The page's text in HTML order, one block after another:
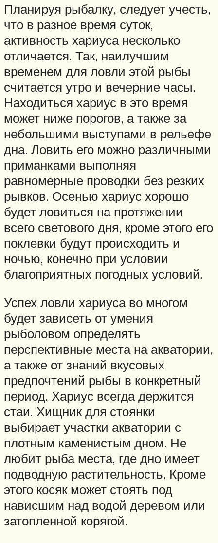
Планируя рыбалку, следует учесть,
что в разное время суток,
активность хариуса несколько
отличается. Так, наилучшим
временем для ловли этой рыбы
считается утро и вечерние часы.
Находиться хариус в это время
может ниже порогов, а также за
небольшими выступами в рельефе
дна. Ловить его можно различными
приманками выполняя
равномерные проводки без резких
рывков. Осенью хариус хорошо
будет ловиться на протяжении
всего светового дня, кроме этого его
поклевки будут происходить и
ночью, конечно при условии
благоприятных погодных условий.
Успех ловли хариуса во многом
будет зависеть от умения
рыболовом определять
перспективные места на акватории,
а также от знаний вкусовых
предпочтений рыбы в конкретный
период. Хариус всегда держится
стаи. Хищник для стоянки
выбирает участки акватории с
плотным каменистым дном. Не
любит рыба места, где дно имеет
подводную растительность. Кроме
этого косяк может стоять под
нависшим над водой деревом или
затопленной корягой.